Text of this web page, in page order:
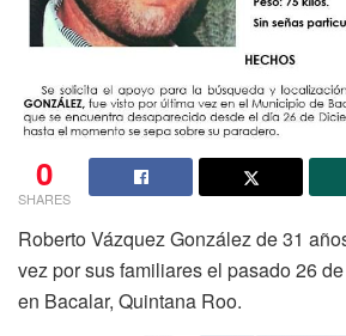
0
SHARES
Roberto Vázquez González de 31
vez por sus familiares el pasado 26
en Bacalar, Quintana Roo.